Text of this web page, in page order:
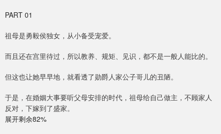
PART 01
祖母是勇毅侯独女，从小备受宠爱。
而且还在宫里待过，所以教养、规矩、见识，都不是一般人能比的。
但这也让她早早地，就看透了勋爵人家公子哥儿的丑陋。
于是，在婚姻大事要听父母安排的时代，祖母给自己做主，不顾家人
反对，下嫁到了盛家。
展开剩余82%